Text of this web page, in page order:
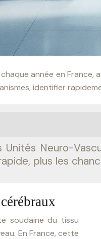
année en
identifier
Neuro-
plus les
soudaine du tissu
En France, cette